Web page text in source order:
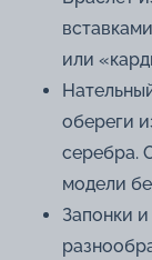
или
обереги
серебра.
модели
Запонки